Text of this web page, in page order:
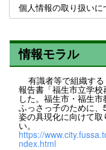
個人情報の取り扱いに
情報モラル
有識者等で組織する
報告書「福生市立学
した。福生市・福生
ふっさっ子のために
姿の具現化に向けて
い。
https://
ndex.html